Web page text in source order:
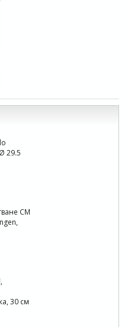
29.5
CM
30 см